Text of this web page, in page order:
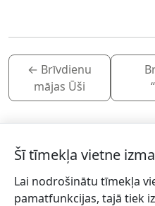
← Brīvdienu
mājas Ūši
Piesakies
Šī tīmekļa vietne
Lai nodrošinātu tīmekļa
pamatfunkcijas, tajā tiek